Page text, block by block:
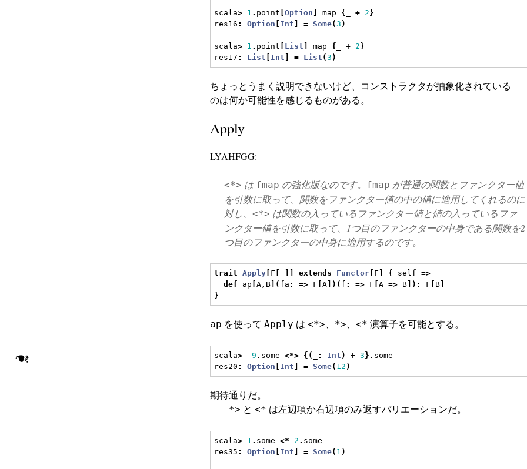
❧
scala> 1 . point [Option map { _ + 2 }
res16 : Option Int = Some(3 )
scala> 1 . point List map { _ + 2 }
res17 : List Int = List (3 )
ちょっとうまく説明できないけど、コンストラクタが抽象化されている
のは何か可能性を感じるものがある。
Apply
LYAHFGG:
<*> は fmap の強化版なのです。 fmap が普通の関数とファンクター値
を引数に取って、関数をファンクター値の中の値に適用してくれるのに
対し、 <*> は関数の入っているファンクター値と値の入っているファ
ンクター値を引数に取って、1つ目のファンクターの中身である関数を2
つ目のファンクターの中身に適用するのです。
trait Apply F extends Functor F { self =>
def ap [A, B ]( fa : => F [A ])( f : => F [A => B ]): F B
}
ap を使って Apply は <*> *> <* 演算子を可能とする。
scala> 9 . some <*> {( : Int ) + 3 }. some
res20 : Option Int = Some( 12 )
期待通りだ。
*> と <* は左辺項か右辺項のみ返すバリエーションだ。
scala> 1 . some <* 2 . some
res35 : Option Int = Some( 1 )